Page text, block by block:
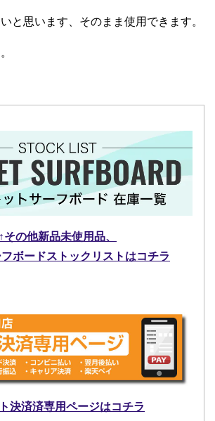
と思います、そのまま使用できます。
↑その他新品未使用品、
ボードストックリストはコチラ
決済済専用ページはコチラ